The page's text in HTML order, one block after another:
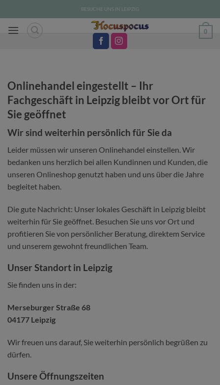
Inhalt
springen
BESUCHE UNS IN LEIPZIG
0
Onlinehandel eingestellt – Ihr
Fachgeschäft in Leipzig bleibt vor Ort für
Sie geöffnet
Wir sind weiterhin persönlich für Sie da
Leider müssen wir unseren Onlinehandel einstellen. Wir
bedanken uns herzlich bei allen Kundinnen und Kunden, die
unseren Onlineshop genutzt haben und uns über die Jahre
begleitet haben.
Die gute Nachricht: Unser lokales Geschäft in Leipzig bleibt
weiterhin für Sie geöffnet. Besuchen Sie uns vor Ort und
profitieren Sie von persönlicher Beratung, direktem Service
und unserem gewohnt freundlichen Team.
Unser Standort in Leipzig
Sie finden uns in der:
Merseburger Straße 68
04177 Leipzig
Wir freuen uns darauf, Sie weiterhin persönlich begrüßen zu
dürfen.
Unsere Öffnungszeiten